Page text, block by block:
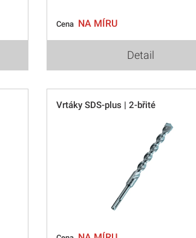
Cena NA MÍRU
Detail
Vrtáky SDS-plus | 2-břité